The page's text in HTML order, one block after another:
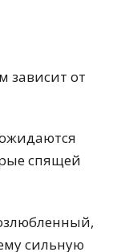
зависит от
спящей
сильную